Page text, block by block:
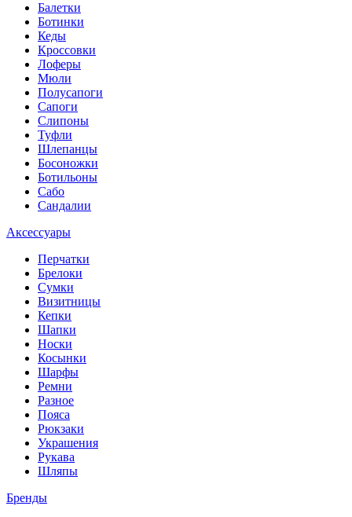
Балетки
Ботинки
Кеды
Кроссовки
Лоферы
Мюли
Полусапоги
Сапоги
Слипоны
Туфли
Шлепанцы
Босоножки
Ботильоны
Сабо
Сандалии
Аксессуары
Перчатки
Брелоки
Сумки
Визитницы
Кепки
Шапки
Носки
Косынки
Шарфы
Ремни
Разное
Пояса
Рюкзаки
Украшения
Рукава
Шляпы
Бренды